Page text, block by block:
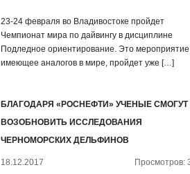
23-24 февраля во Владивостоке пройдет
Чемпионат мира по дайвингу в дисциплине
Подледное ориентирование. Это
имеющее аналогов в мире, пройдет уже […]
БЛАГОДАРЯ «РОСНЕФТИ» УЧЕНЫЕ СМОГУТ
ВОЗОБНОВИТЬ ИССЛЕДОВАНИЯ
ЧЕРНОМОРСКИХ ДЕЛЬФИНОВ
18.12.2017 Просмотров: